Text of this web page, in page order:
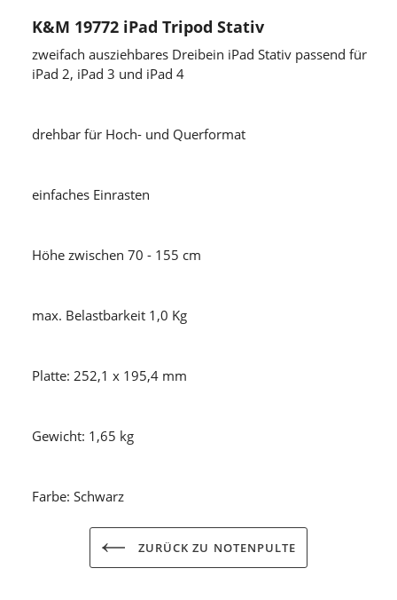
K&M 19772 iPad Tripod Stativ
zweifach ausziehbares Dreibein iPad Stativ passend für
iPad 2, iPad 3 und iPad 4
drehbar für Hoch- und Querformat
einfaches Einrasten
Höhe zwischen 70 - 155 cm
max. Belastbarkeit 1,0 Kg
Platte: 252,1 x 195,4 mm
Gewicht: 1,65 kg
Farbe: Schwarz
ZURÜCK ZU NOTENPULTE